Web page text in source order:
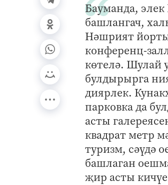
Бауманда,
башлангач,
Нәшрият
конференц-
көтелә. Шулай
булдырырга
диярлек.
парковка да
асты
квадрат метр
туризм, сәүдә
башлаган
җир асты